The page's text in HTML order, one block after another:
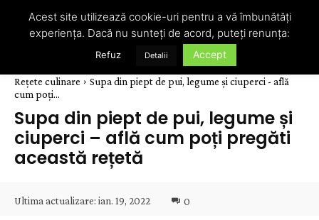
Rețete culinare
Supa din piept de pui, legume și ciuperci - află
cum poți...
Supa din piept de pui, legume și
ciuperci – află cum poți pregăti
această rețetă
Ultima actualizare: ian. 19, 2022 0
Acest site utilizează cookie-uri pentru a vă îmbunătăți
experiența. Dacă nu sunteți de acord, puteți renunța:
Refuz Detalii Accept